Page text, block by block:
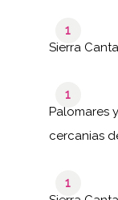
1
Sierra
1
Palomares
cercanias
1